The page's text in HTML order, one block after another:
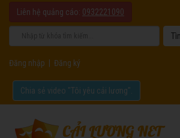
Liên hệ quảng cáo: 0932221090
Đăng nhập Đăng ký
Chia sẻ video "Tôi yêu cải lương".